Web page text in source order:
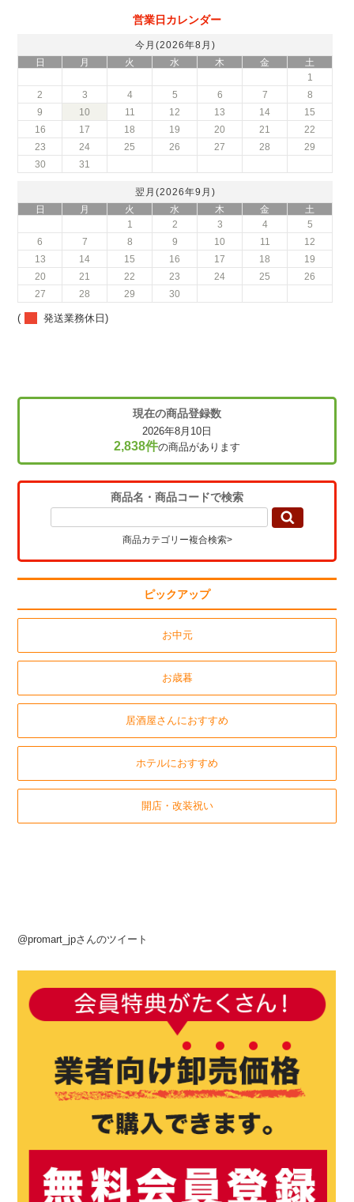
営業日カレンダー
今月(2026年8月)
日
月 火 水 木 金
土
1
2
3 4 5 6 7
8
9
10 11 12 13 14
15
16
17 18 19 20 21
22
23
24 25 26 27 28
29
30
31
翌月(2026年9月)
日
月 火 水 木 金
土
1
2 3 4
5
6
7 8 9 10 11
12
13
14 15 16 17 18
19
20
21 22 23 24 25
26
27
28 29 30
( 発送業務休日)
現在の商品登録数
2026年8月10日
2,838件の商品があります
商品名・商品コードで検索
商品カテゴリー複合検索>
ピックアップ
お中元
お歳暮
居酒屋さんにおすすめ
ホテルにおすすめ
開店・改装祝い
@promart_jpさんのツイート